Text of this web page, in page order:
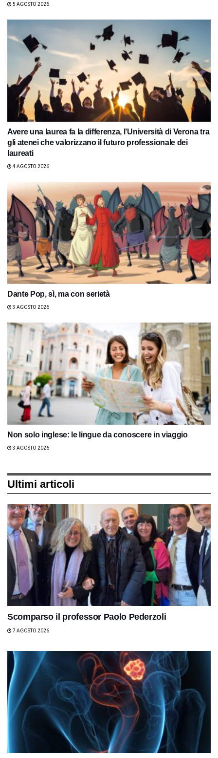
5 AGOSTO 2026
Avere una laurea fa la differenza, l’Università di Verona tra
gli atenei che valorizzano il futuro professionale dei
laureati
4 AGOSTO 2026
Dante Pop, sì, ma con serietà
3 AGOSTO 2026
Non solo inglese: le lingue da conoscere in viaggio
3 AGOSTO 2026
Ultimi articoli
Scomparso il professor Paolo Pederzoli
7 AGOSTO 2026